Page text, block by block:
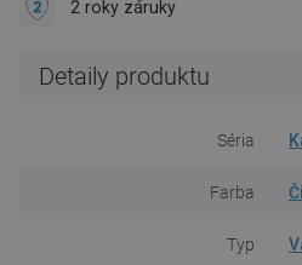
2 roky záruky
Detaily produktu
Séria
Farba
Typ